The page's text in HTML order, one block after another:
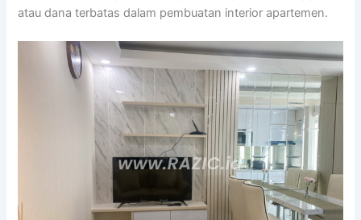
atau dana terbatas dalam pembuatan interior apartemen.